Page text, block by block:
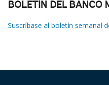
BOLETÍN DEL BANCO
Suscríbase al boletín semanal